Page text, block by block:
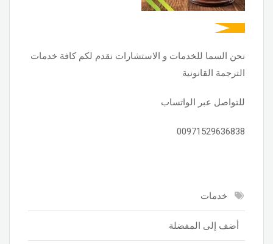
نحن السما للخدمات و الاستشارات نقدم لكم كافة خدمات
الترجمة القانونية
للتواصل عبر الواتساب
00971529636838
خدمات
أضف إلى المفضلة